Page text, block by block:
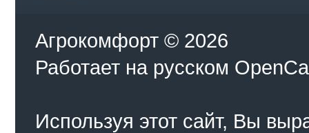
Агрокомфорт © 2026
Работает на русском
Используя этот сайт, Вы